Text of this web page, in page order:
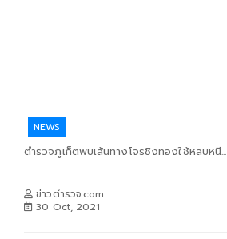
NEWS
ตำรวจภูเก็ตพบเส้นทางโจรชิงทองใช้หลบหนี...
ข่าวตำรวจ.com
30 Oct, 2021